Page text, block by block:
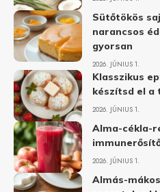
Sütőtökös
narancsos
gyorsan
2026. JÚNIUS 1.
Klasszikus
készítsd el a
2026. JÚNIUS 1.
Alma-cékla-
2026. JÚNIUS 1.
Almás-